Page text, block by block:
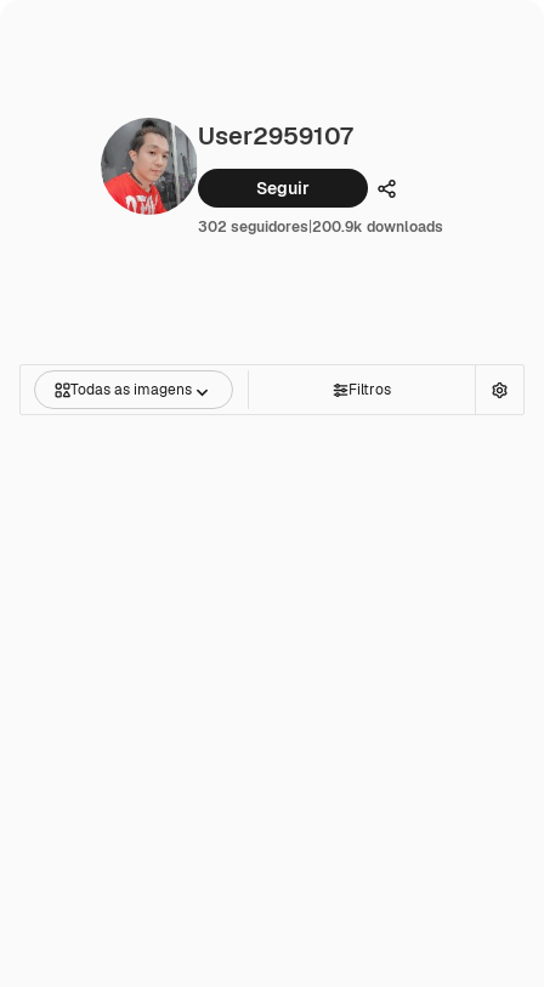
User2959107
Seguir Compartilhar
302 seguidores|200.9k downloads
Todas as imagens Filtros